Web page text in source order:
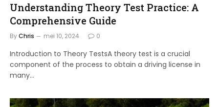
Understanding Theory Test Practice: A
Comprehensive Guide
ByChris mei 10, 2024 0
Introduction to Theory TestsA theory test is a crucial
component of the process to obtain a driving license in
many…